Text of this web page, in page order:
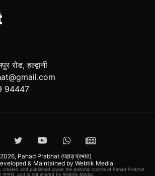
रोड, हल्द्वानी
94447
TwitterYouTubeWhatsApp
ePaper
Pahad Prabhat (पहाड़ प्रभात)
& Maintained by Webtik Media
and published under the editorial control of Pahad Prabhat
प्रभात), and is not altered by Webtik Media.